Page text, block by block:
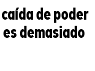
caída de poder
demasiado